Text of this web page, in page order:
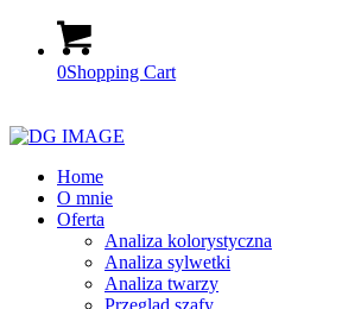
0Shopping Cart
Home
O mnie
Oferta
Analiza kolorystyczna
Analiza sylwetki
Analiza twarzy
Przegląd szafy